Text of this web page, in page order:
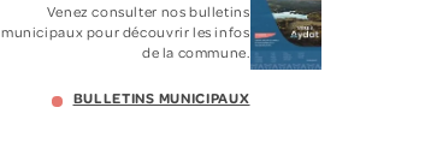
Venez consulter nos bulletins
municipaux pour découvrir les infos
de la commune.
BULLETINS MUNICIPAUX